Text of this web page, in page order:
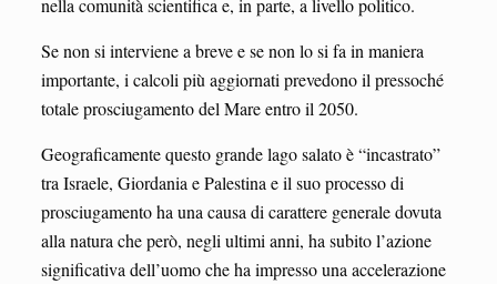
Se non si interviene a breve e se non lo si fa in maniera
importante, i calcoli più aggiornati prevedono il pressoché
totale prosciugamento del Mare entro il 2050.
Geograficamente questo grande lago salato è “incastrato”
tra Israele, Giordania e Palestina e il suo processo di
prosciugamento ha una causa di carattere generale dovuta
alla natura che però, negli ultimi anni, ha subito l’azione
significativa dell’uomo che ha impresso una accelerazione